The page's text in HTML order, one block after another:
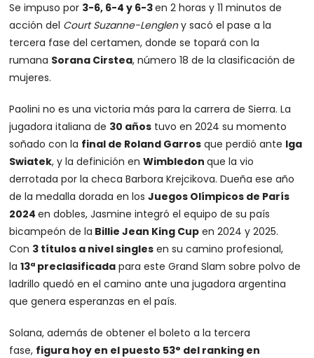
Se impuso por 3-6, 6-4 y 6-3en 2 horas y 11 minutos de
acción del Court Suzanne-Lengleny sacó el pase a la
tercera fase del certamen, donde se topará con la
rumana Sorana Cirstea, número 18 de la clasificación de
mujeres.
Paolini no es una victoria más para la carrera de Sierra. La
jugadora italiana de 30 años tuvo en 2024 su momento
soñado con la final de Roland Garros que perdió ante Iga
Swiatek, y la definición enWimbledonque la vio
derrotada por la checa Barbora Krejcikova. Dueña ese año
de la medalla dorada en losJuegos Olímpicos de París
2024en dobles, Jasmine integró el equipo de su país
bicampeón de la Billie Jean King Cup en 2024 y 2025.
Con 3 títulos a nivel singles en su camino profesional,
la13ª preclasificada para este Grand Slam sobre polvo de
ladrillo quedó en el camino ante una jugadora argentina
que genera esperanzas en el país.
Solana, además de obtener el boleto a la tercera
fase, figura hoy en el puesto 53° del ranking en